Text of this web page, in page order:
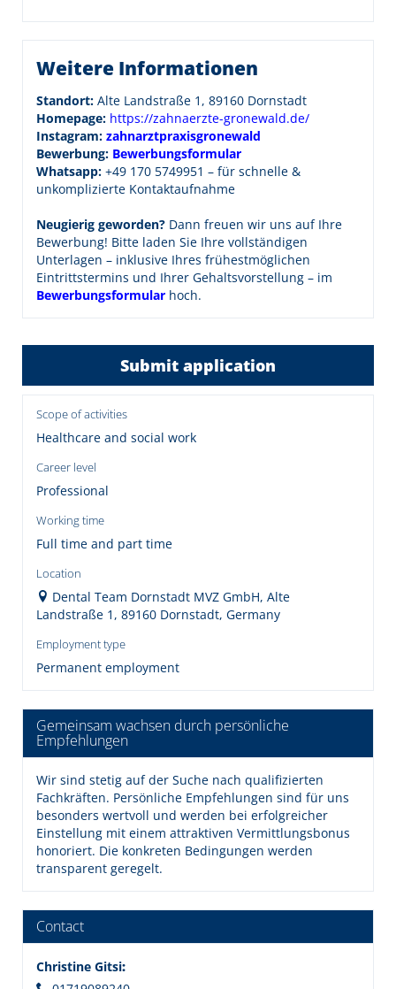
Weitere Informationen
Standort: Alte Landstraße 1, 89160 Dornstadt
Homepage: https://zahnaerzte-gronewald.de/
Instagram: zahnarztpraxisgronewald
Bewerbung: Bewerbungsformular
Whatsapp: +49 170 5749951 – für schnelle &
unkomplizierte Kontaktaufnahme
Neugierig geworden? Dann freuen wir uns auf Ihre
Bewerbung! Bitte laden Sie Ihre vollständigen
Unterlagen – inklusive Ihres frühestmöglichen
Eintrittstermins und Ihrer Gehaltsvorstellung – im
Bewerbungsformular hoch.
Submit application
Scope of activities
Healthcare and social work
Career level
Professional
Working time
Full time and part time
Location
Dental Team Dornstadt MVZ GmbH, Alte
Landstraße 1, 89160 Dornstadt, Germany
Employment type
Permanent employment
Gemeinsam wachsen durch persönliche
Empfehlungen
Wir sind stetig auf der Suche nach qualifizierten
Fachkräften. Persönliche Empfehlungen sind für uns
besonders wertvoll und werden bei erfolgreicher
Einstellung mit einem attraktiven Vermittlungsbonus
honoriert. Die konkreten Bedingungen werden
transparent geregelt.
Contact
Christine Gitsi: